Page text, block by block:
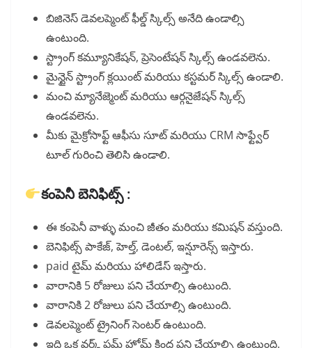
బిజినెస్ డెవలప్మెంట్ ఫీల్డ్ స్కిల్స్ అనేది ఉండాల్సి
ఉంటుంది.
స్ట్రాంగ్ కమ్యూనికేషన్, ప్రెసెంటేషన్ స్కిల్స్ ఉండవలెను.
మైన్టైన్ స్ట్రాంగ్ క్లయింట్ మరియు కస్టమర్ స్కిల్స్ ఉండాలి.
మంచి మ్యానేజ్మెంట్ మరియు ఆర్గనైజేషన్ స్కిల్స్
ఉండవలెను.
మీకు మైక్రోసాఫ్ట్ ఆఫీసు సూట్ మరియు CRM సాఫ్ట్వేర్
టూల్ గురించి తెలిసి ఉండాలి.
కంపెనీ బెనిఫిట్స్ :
ఈ కంపెనీ వాళ్ళు మంచి జీతం మరియు కమిషన్ వస్తుంది.
బెనిఫిట్స్ పాకేజ్, హెల్త్, డెంటల్, ఇన్షూరెన్స్ ఇస్తారు.
paid టైమ్ మరియు హాలిడేస్ ఇస్తారు.
వారానికి 5 రోజులు పని చేయాల్సి ఉంటుంది.
వారానికి 2 రోజులు పని చేయాల్సి ఉంటుంది.
డెవలప్మెంట్ ట్రైనింగ్ సెంటర్ ఉంటుంది.
ఇది ఒక వర్క్ ఫ్రమ్ హోమ్ కింద పని చేయాల్సి ఉంటుంది.